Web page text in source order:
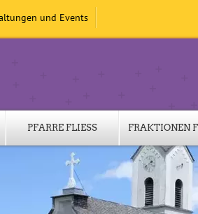
und Events
PFARRE FLIESS FRAKTIONEN